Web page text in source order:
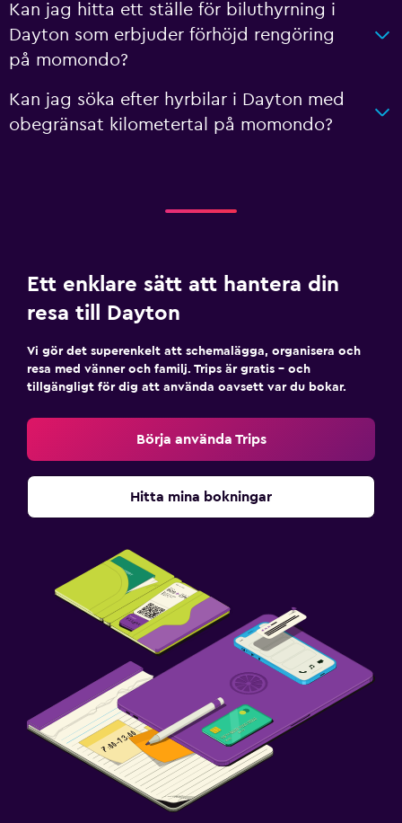
Kan jag hitta ett ställe för biluthyrning i
Dayton som erbjuder förhöjd rengöring
på momondo?
Kan jag söka efter hyrbilar i Dayton med
obegränsat kilometertal på momondo?
Ett enklare sätt att hantera din
resa till Dayton
Vi gör det superenkelt att schemalägga, organisera och
resa med vänner och familj. Trips är gratis – och
tillgängligt för dig att använda oavsett var du bokar.
Börja använda Trips
Hitta mina bokningar